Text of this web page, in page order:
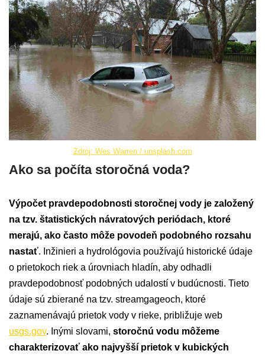
Zdroj: Wes Warren / unsplash.com
Ako sa počíta storočná voda?
Výpočet pravdepodobnosti storočnej vody je založený
na tzv. štatistických návratových periódach, ktoré
merajú, ako často môže povodeň podobného rozsahu
nastať. Inžinieri a hydrológovia používajú historické údaje
o prietokoch riek a úrovniach hladín, aby odhadli
pravdepodobnosť podobných udalostí v budúcnosti. Tieto
údaje sú zbierané na tzv. streamgageoch, ktoré
zaznamenávajú prietok vody v rieke, približuje web
usgs.gov. Inými slovami, storočnú vodu môžeme
charakterizovať ako najvyšší prietok v kubických